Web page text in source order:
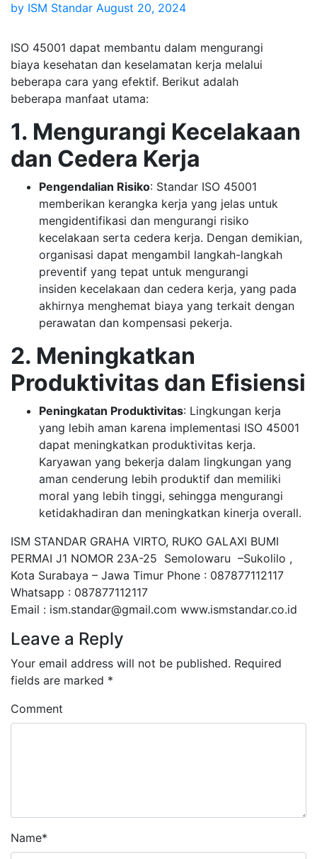
by ISM Standar August 20, 2024
ISO 45001 dapat membantu dalam mengurangi
biaya kesehatan dan keselamatan kerja melalui
beberapa cara yang efektif. Berikut adalah
beberapa manfaat utama:
1. Mengurangi Kecelakaan
dan Cedera Kerja
Pengendalian Risiko: Standar ISO 45001
memberikan kerangka kerja yang jelas untuk
mengidentifikasi dan mengurangi risiko
kecelakaan serta cedera kerja. Dengan demikian,
organisasi dapat mengambil langkah-langkah
preventif yang tepat untuk mengurangi
insiden kecelakaan dan cedera kerja, yang pada
akhirnya menghemat biaya yang terkait dengan
perawatan dan kompensasi pekerja.
2. Meningkatkan
Produktivitas dan Efisiensi
Peningkatan Produktivitas: Lingkungan kerja
yang lebih aman karena implementasi ISO 45001
dapat meningkatkan produktivitas kerja.
Karyawan yang bekerja dalam lingkungan yang
aman cenderung lebih produktif dan memiliki
moral yang lebih tinggi, sehingga mengurangi
ketidakhadiran dan meningkatkan kinerja overall.
ISM STANDAR GRAHA VIRTO, RUKO GALAXI BUMI
PERMAI J1 NOMOR 23A-25 Semolowaru –Sukolilo ,
Kota Surabaya – Jawa Timur Phone : 087877112117
Whatsapp : 087877112117
Email : ism.standar@gmail.com www.ismstandar.co.id
Leave a Reply
Your email address will not be published. Required
fields are marked *
Comment
Name*